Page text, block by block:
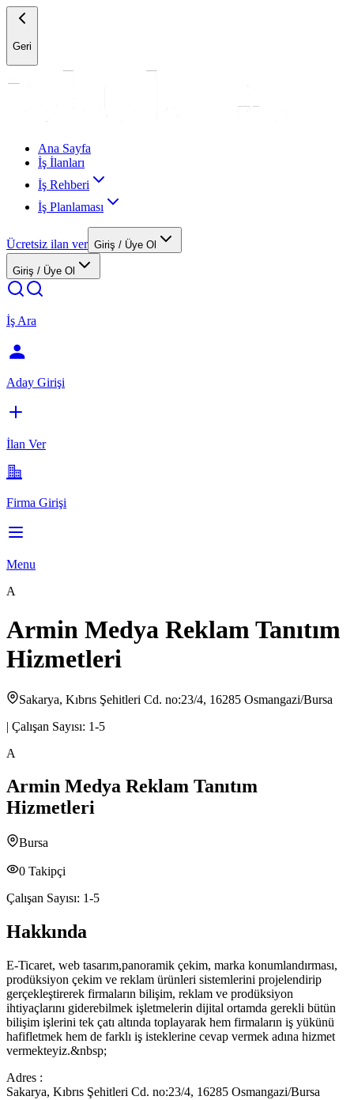
Geri
Ana Sayfa
İş İlanları
İş Rehberi
İş Planlaması
Ücretsiz ilan ver Giriş / Üye Ol
Giriş / Üye Ol
İş Ara
Aday Girişi
İlan Ver
Firma Girişi
Menu
A
Armin Medya Reklam Tanıtım
Hizmetleri
Sakarya, Kıbrıs Şehitleri Cd. no:23/4, 16285 Osmangazi/Bursa
| Çalışan Sayısı: 1-5
A
Armin Medya Reklam Tanıtım
Hizmetleri
Bursa
0 Takipçi
Çalışan Sayısı: 1-5
Hakkında
E-Ticaret, web tasarım,panoramik çekim, marka konumlandırması,
prodüksiyon çekim ve reklam ürünleri sistemlerini projelendirip
gerçekleştirerek firmaların bilişim, reklam ve prodüksiyon
ihtiyaçlarını giderebilmek işletmelerin dijital ortamda gerekli bütün
bilişim işlerini tek çatı altında toplayarak hem firmaların iş yükünü
hafifletmek hem de farklı iş isteklerine cevap vermek adına hizmet
vermekteyiz.&nbsp;
Adres :
Sakarya, Kıbrıs Şehitleri Cd. no:23/4, 16285 Osmangazi/Bursa